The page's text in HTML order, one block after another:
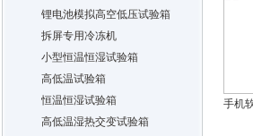
锂电池模拟高空低压试验箱
拆屏专用冷冻机
小型恒温恒湿试验箱
高低温试验箱
恒温恒湿试验箱
高低温湿热交变试验箱